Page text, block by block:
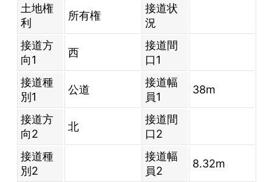
土地権
利
所有権
接道状
況
接道方
向1
西
接道間
口1
接道種
別1
公道
接道幅
員1
38m
接道方
向2
北
接道間
口2
接道種
別2
接道幅
員2
8.32m